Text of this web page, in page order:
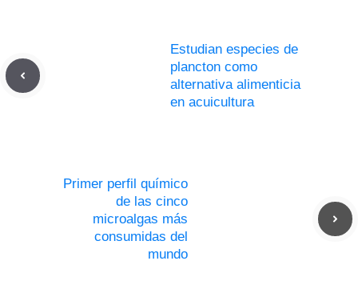
Estudian especies de
plancton como
alternativa alimenticia
en acuicultura
Primer perfil químico
de las cinco
microalgas más
consumidas del
mundo